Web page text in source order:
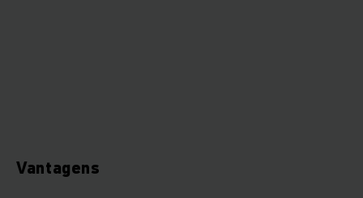
Vantagens